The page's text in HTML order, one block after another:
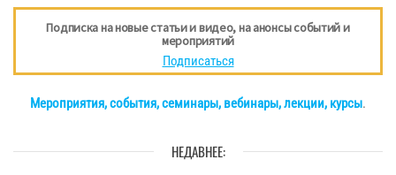
Подписка на новые статьи и видео, на анонсы событий и
мероприятий
Подписаться
Мероприятия, события, семинары, вебинары, лекции, курсы.
НЕДАВНЕЕ: